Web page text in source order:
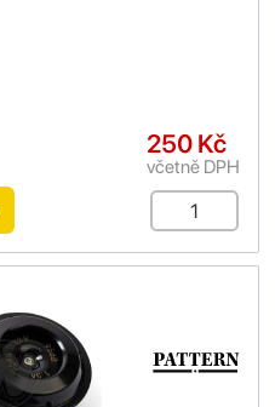
250 Kč
včetně DPH